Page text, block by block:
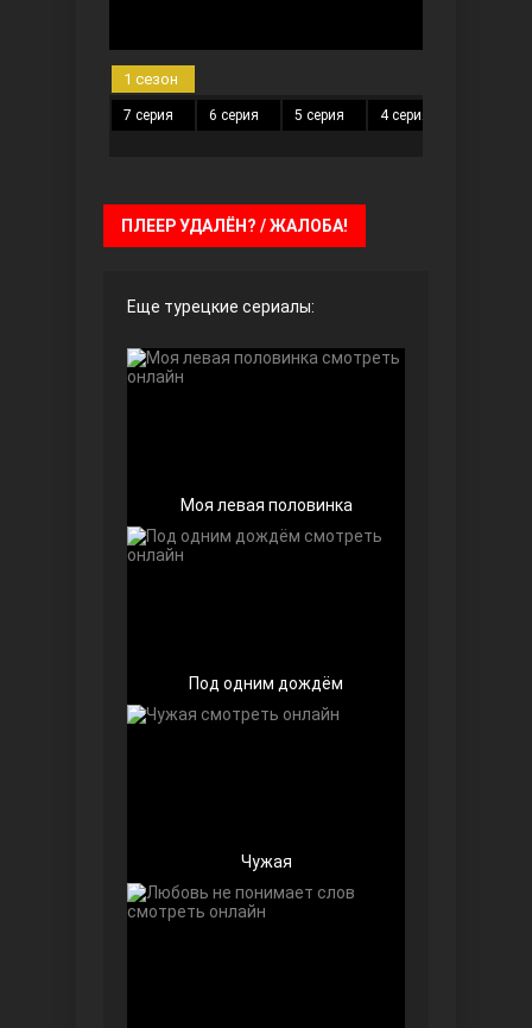
Далекий город
Беззащитные
1 сезон
7 серия 6 серия 5 серия 4 серия
ПЛЕЕР УДАЛЁН? / ЖАЛОБА!
Еще турецкие сериалы:
Моя левая половинка
Под одним дождём
Чужая